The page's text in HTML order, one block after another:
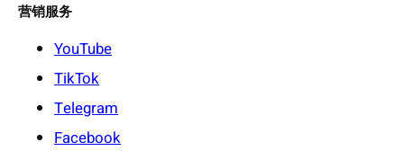
营销服务
YouTube
TikTok
Telegram
Facebook